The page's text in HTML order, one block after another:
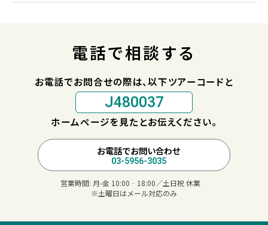
電話で相談する
お電話でお問合せの際は、以下ツアーコードと
J480037
ホームページを見たとお伝えください。
お電話でお問い合わせ
03-5956-3035
営業時間: 月-金 10:00‐18:00／土日祝 休業
※土曜日はメール対応のみ